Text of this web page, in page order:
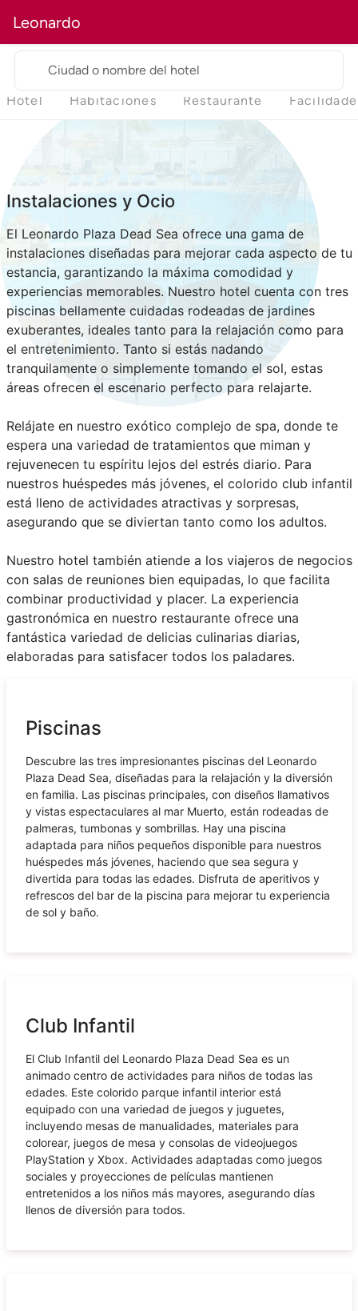
Leonardo
Ciudad o nombre del hotel
Hotel Habitaciones Restaurante
Instalaciones y Ocio
El Leonardo Plaza Dead Sea ofrece una gama de
instalaciones diseñadas para mejorar cada aspecto de tu
estancia, garantizando la máxima comodidad y
experiencias memorables. Nuestro hotel cuenta con tres
piscinas bellamente cuidadas rodeadas de jardines
exuberantes, ideales tanto para la relajación como para
el entretenimiento. Tanto si estás nadando
tranquilamente o simplemente tomando el sol, estas
áreas ofrecen el escenario perfecto para relajarte.
Relájate en nuestro exótico complejo de spa, donde te
espera una variedad de tratamientos que miman y
rejuvenecen tu espíritu lejos del estrés diario. Para
nuestros huéspedes más jóvenes, el colorido club infantil
está lleno de actividades atractivas y sorpresas,
asegurando que se diviertan tanto como los adultos.
Nuestro hotel también atiende a los viajeros de negocios
con salas de reuniones bien equipadas, lo que facilita
combinar productividad y placer. La experiencia
gastronómica en nuestro restaurante ofrece una
fantástica variedad de delicias culinarias diarias,
elaboradas para satisfacer todos los paladares.
Piscinas
Descubre las tres impresionantes piscinas del Leonardo
Plaza Dead Sea, diseñadas para la relajación y la diversión
en familia. Las piscinas principales, con diseños llamativos
y vistas espectaculares al mar Muerto, están rodeadas de
palmeras, tumbonas y sombrillas. Hay una piscina
adaptada para niños pequeños disponible para nuestros
huéspedes más jóvenes, haciendo que sea segura y
divertida para todas las edades. Disfruta de aperitivos y
refrescos del bar de la piscina para mejorar tu experiencia
de sol y baño.
Club Infantil
El Club Infantil del Leonardo Plaza Dead Sea es un
animado centro de actividades para niños de todas las
edades. Este colorido parque infantil interior está
equipado con una variedad de juegos y juguetes,
incluyendo mesas de manualidades, materiales para
colorear, juegos de mesa y consolas de videojuegos
PlayStation y Xbox. Actividades adaptadas como juegos
sociales y proyecciones de películas mantienen
entretenidos a los niños más mayores, asegurando días
llenos de diversión para todos.